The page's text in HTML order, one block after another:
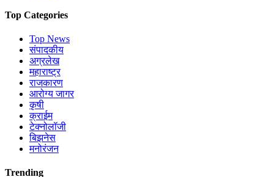
Top Categories
Top News
संपादकीय
अग्रलेख
महाराष्ट्र
राजकारण
आरोग्य जागर
कृषी
क्राईम
टेक्नोलॉजी
बिझनेस
मनोरंजन
Trending